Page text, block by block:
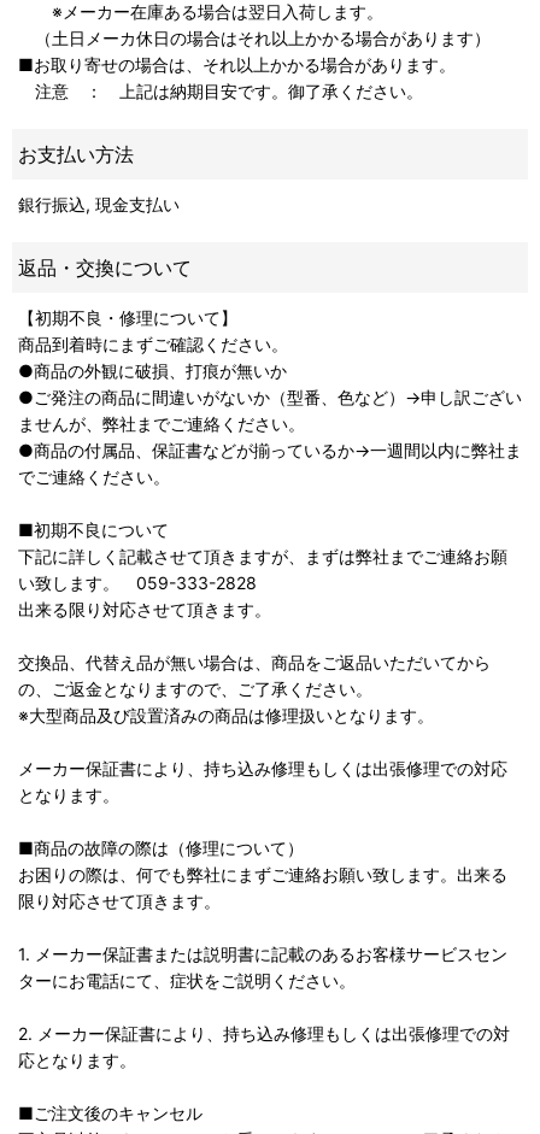
※メーカー在庫ある場合は翌日入荷します。
（土日メーカ休日の場合はそれ以上かかる場合があります）
■お取り寄せの場合は、それ以上かかる場合があります。
注意 ： 上記は納期目安です。御了承ください。
お支払い方法
銀行振込, 現金支払い
返品・交換について
【初期不良・修理について】
商品到着時にまずご確認ください。
●商品の外観に破損、打痕が無いか
●ご発注の商品に間違いがないか（型番、色など）→申し訳ござい
ませんが、弊社までご連絡ください。
●商品の付属品、保証書などが揃っているか→一週間以内に弊社ま
でご連絡ください。
■初期不良について
下記に詳しく記載させて頂きますが、まずは弊社までご連絡お願
い致します。 059-333-2828
出来る限り対応させて頂きます。
交換品、代替え品が無い場合は、商品をご返品いただいてから
の、ご返金となりますので、ご了承ください。
※大型商品及び設置済みの商品は修理扱いとなります。
メーカー保証書により、持ち込み修理もしくは出張修理での対応
となります。
■商品の故障の際は（修理について）
お困りの際は、何でも弊社にまずご連絡お願い致します。出来る
限り対応させて頂きます。
1. メーカー保証書または説明書に記載のあるお客様サービスセン
ターにお電話にて、症状をご説明ください。
2. メーカー保証書により、持ち込み修理もしくは出張修理での対
応となります。
■ご注文後のキャンセル